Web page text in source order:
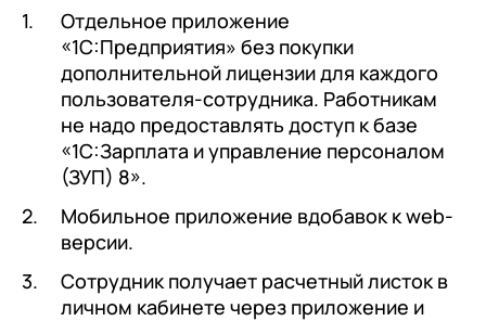
Отдельное приложение
«1С:Предприятия» без покупки
дополнительной лицензии для каждого
пользователя-сотрудника. Работникам
не надо предоставлять доступ к базе
«1С:Зарплата и управление персоналом
(ЗУП) 8».
Мобильное приложение вдобавок к web-
версии.
Сотрудник получает расчетный листок в
личном кабинете через приложение и